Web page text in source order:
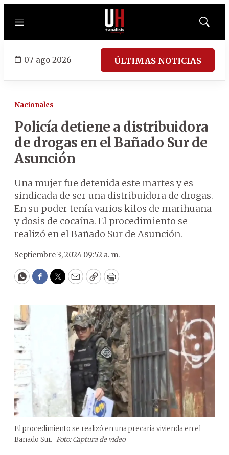
Menú
Mostrar
07 ago 2026 ÚLTIMAS NOTICIAS
Nacionales
Policía detiene a distribuidora
de drogas en el Bañado Sur de
Asunción
Una mujer fue detenida este martes y es
sindicada de ser una distribuidora de drogas.
En su poder tenía varios kilos de marihuana
y dosis de cocaína. El procedimiento se
realizó en el Bañado Sur de Asunción.
Septiembre 3, 2024 09:52 a. m.
WhatsApp
Facebook
Twitter
EmailCopyPrint
El procedimiento se realizó en una precaria vivienda en el
Bañado Sur. Foto: Captura de video